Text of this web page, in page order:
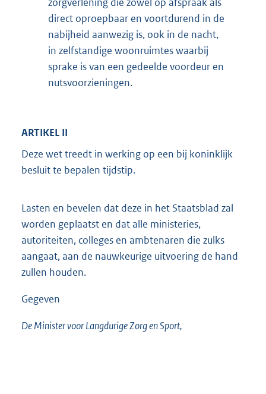
zorgverlening die zowel op afspraak als
direct oproepbaar en voortdurend in de
nabijheid aanwezig is, ook in de nacht,
in zelfstandige woonruimtes waarbij
sprake is van een gedeelde voordeur en
nutsvoorzieningen.
ARTIKEL II
Deze wet treedt in werking op een bij koninklijk
besluit te bepalen tijdstip.
Lasten en bevelen dat deze in het Staatsblad zal
worden geplaatst en dat alle ministeries,
autoriteiten, colleges en ambtenaren die zulks
aangaat, aan de nauwkeurige uitvoering de hand
zullen houden.
Gegeven
De Minister voor Langdurige Zorg en Sport,